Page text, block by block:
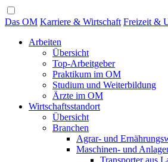
Das OM Karriere & Wirtschaft Freizeit &
Arbeiten
Übersicht
Top-Arbeitgeber
Praktikum im OM
Studium und Weiterbildung
Ärzte im OM
Wirtschaftsstandort
Übersicht
Branchen
Agrar- und
Maschinen- und
Transporter aus